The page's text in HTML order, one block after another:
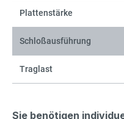
Plattenstärke
Schloßausführung
Traglast
Sie benötigen